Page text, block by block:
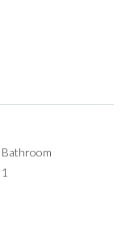
Bathroom
1